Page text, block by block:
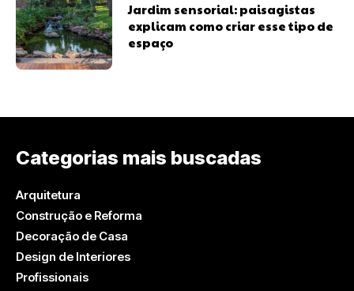
Jardim sensorial: paisagistas
explicam como criar esse tipo de
espaço
Categorias mais buscadas
Arquitetura
Construção e Reforma
Decoração de Casa
Design de Interiores
Profissionais